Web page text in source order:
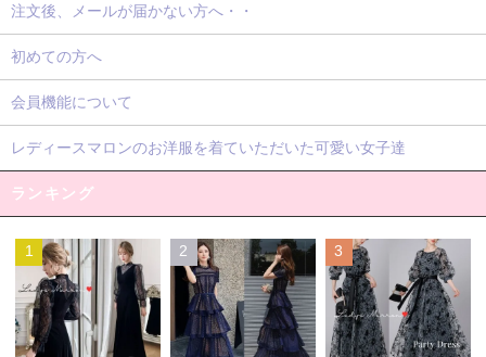
注文後、メールが届かない方へ・・
初めての方へ
会員機能について
レディースマロンのお洋服を着ていただいた可愛い女子達
ランキング
1 2 3